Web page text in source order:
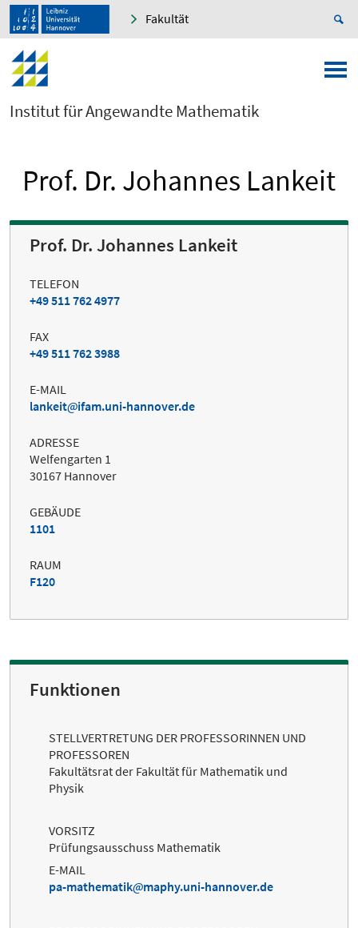
Fakultät
Institut für Angewandte Mathematik
Prof. Dr. Johannes Lankeit
Prof. Dr. Johannes Lankeit
TELEFON
+49 511 762 4977
FAX
+49 511 762 3988
E-MAIL
lankeit
ifam.uni-hannover.de
ADRESSE
Welfengarten 1
30167 Hannover
GEBÄUDE
1101
RAUM
F120
Funktionen
STELLVERTRETUNG DER PROFESSORINNEN UND
PROFESSOREN
Fakultätsrat der Fakultät für Mathematik und
Physik
VORSITZ
Prüfungsausschuss Mathematik
E-MAIL
pa-mathematik
maphy.uni-hannover.de